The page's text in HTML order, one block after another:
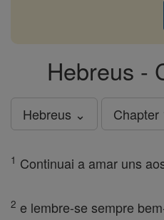
Hebreus -
Hebreus ⌄ Chapter
1 Continuai a amar uns
2 e lembre-se sempre